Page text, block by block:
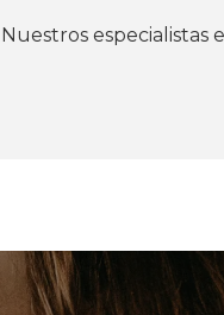
Nuestros especialistas